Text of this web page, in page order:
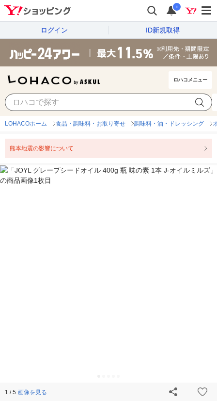
i
ログイン ID新規取得
ロハコメニュー
LOHACOホーム 食品・調味料・お取り寄せ 調味料・油・ドレッシング
熊本地震の影響について
1 / 5 画像を見る